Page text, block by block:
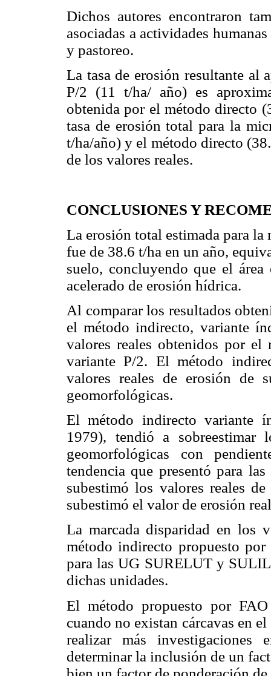
Dichos autores encontraron
asociadas a actividades
y pastoreo.
La tasa de erosión resultante al
P/2 (11 t/ha/ año) es
obtenida por el método directo
tasa de erosión total para la
t/ha/año) y el método directo
de los valores reales.
CONCLUSIONES Y
La erosión total estimada para
fue de 38.6 t/ha en un año,
suelo, concluyendo que el
acelerado de erosión hídrica.
Al comparar los resultados
el método indirecto, variante
valores reales obtenidos por
variante P/2. El método
valores reales de erosión de
geomorfológicas.
El método indirecto variante
1979), tendió a sobreestimar
geomorfológicas con
tendencia que presentó para
subestimó los valores reales
subestimó el valor de erosión
La marcada disparidad en los
método indirecto propuesto
para las UG SURELUT y
dichas unidades.
El método propuesto por
cuando no existan cárcavas en
realizar más investigaciones
determinar la inclusión de un